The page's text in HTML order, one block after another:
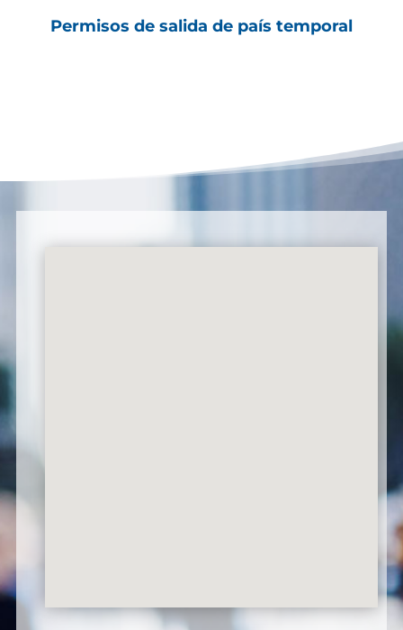
Permisos de salida de país temporal